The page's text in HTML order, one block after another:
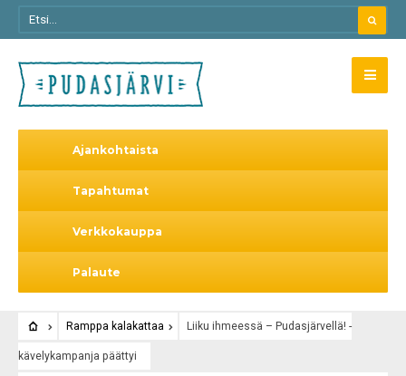
Ajankohtaista
Tapahtumat
Verkkokauppa
Palaute
Ramppa kalakattaa Liiku ihmeessä – Pudasjärvellä! -
kävelykampanja päättyi